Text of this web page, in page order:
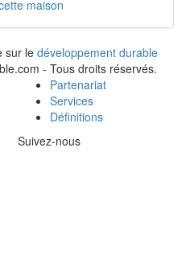
maison
sur le développement durable
- Tous droits réservés.
Partenariat
Services
Définitions
Suivez-nous